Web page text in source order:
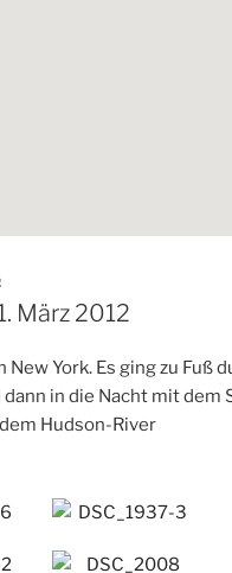
März 2012
New York. Es ging zu Fuß
in die Nacht mit dem
Hudson-River